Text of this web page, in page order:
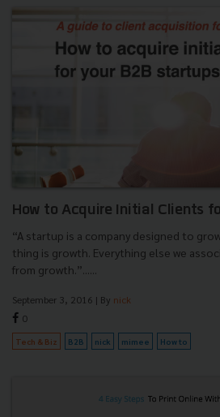
How to Acquire Initial Clients
“A startup is a company designed to
thing is growth. Everything else we
from growth.”......
September 3, 2016 | By nick
0
Tech & Biz B2B nick mimee How to